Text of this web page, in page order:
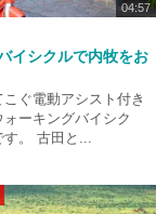
04:57
イシクルで内牧をお
ぐ電動アシスト付き
ーキングバイシク
す。 古田と...